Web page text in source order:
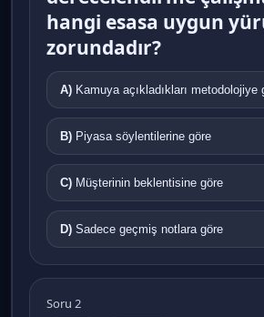
hangi esasa uygun
zorundadır?
A) Kamuya açıkladıkları metodolojiye
B) Piyasa söylentilerine göre
C) Müşterinin beklentisine göre
D) Sadece geçmiş notlara göre
Soru 2